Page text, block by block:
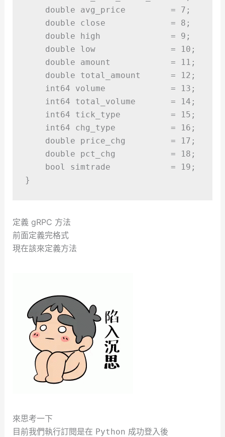
double avg_price = 7 ;
double close = 8 ;
double high = 9 ;
double low = 10 ;
double amount = 11 ;
double total_amount = 12 ;
    int64 volume
= 13 ;
    int64 total_volume
= 14 ;
    int64 tick_type
= 15 ;
    int64 chg_type
= 16 ;
double price_chg = 17 ;
double pct_chg = 18 ;
bool
simtrade = 19 ;
}
定義 gRPC 方法
前面定義完格式
現在該來定義方法
來思考一下
目前我們執行訂閱是在 Python 成功登入後